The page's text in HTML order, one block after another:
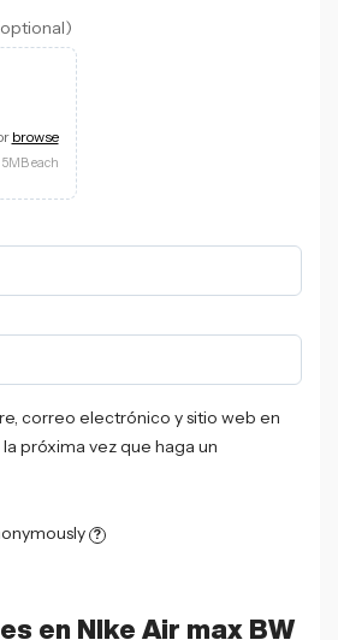
en NIke Air max BW
browse
each
correo electrónico y sitio web en
próxima vez que haga un
?